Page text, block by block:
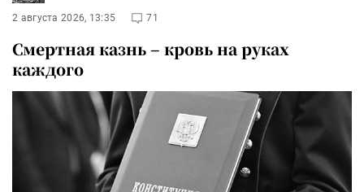
2 августа 2026, 13:35 71
Смертная казнь – кровь на руках
каждого